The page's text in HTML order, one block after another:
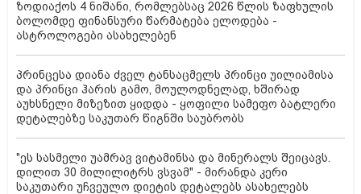
ზოდიაქოს 4 ნიშანი, რომლებსაც 2026 წლის ზაფხულის
ბოლომდე ფინანსური წარმატება ელოდება -
ასტროლოგები ასახელებენ
პრინცესა დიანა ძველ ტანსაცმელს პრინცი უილიამისა
და პრინცი ჰარის გამო, მოულოდნელად, ხშირად
აუხსნელი მიზეზით ყიდდა - ყოფილი სამეფო ბატლერი
დეტალებზე საკუთარ წიგნში საუბრობს
"ეს სასმელი უამრავ ვიტამინსა და მინერალს შეიცავს.
დილით 30 მილილიტრს ვსვამ" - მირანდა კერი
საკუთარი უჩვეულო დიეტის დეტალებს ასახელებს